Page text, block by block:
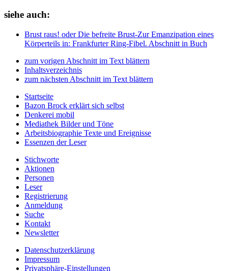
siehe auch:
Brust raus! oder Die befreite Brust-Zur Emanzipation eines
Körperteils in: Frankfurter Ring-Fibel. Abschnitt in Buch
zum vorigen Abschnitt im Text blättern
Inhaltsverzeichnis
zum nächsten Abschnitt im Text blättern
Startseite
Bazon Brock erklärt sich selbst
Denkerei mobil
Mediathek Bilder und Töne
Arbeitsbiographie Texte und Ereignisse
Essenzen der Leser
Stichworte
Aktionen
Personen
Leser
Registrierung
Anmeldung
Suche
Kontakt
Newsletter
Datenschutzerklärung
Impressum
Privatsphäre-Einstellungen